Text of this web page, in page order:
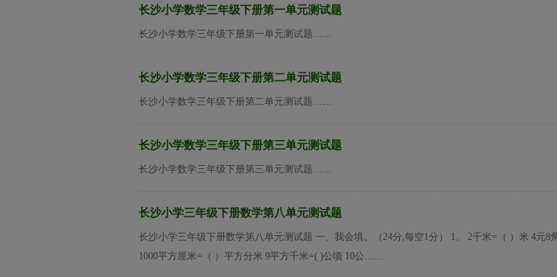
长沙小学数学三年级下册第一单元测试题
长沙小学数学三年级下册第一单元测试题……
长沙小学数学三年级下册第二单元测试题
长沙小学数学三年级下册第二单元测试题……
长沙小学数学三年级下册第三单元测试题
长沙小学数学三年级下册第三单元测试题……
长沙小学三年级下册数学第八单元测试题
长沙小学三年级下册数学第八单元测试题 一、我会填。（24分,每空1分） 1、 2千米=（ ）米 4元8
1000平方厘米=（ ）平方分米 9平方千米=( )公顷 10公……